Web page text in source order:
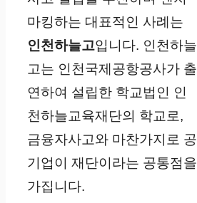
마킹하는 대표적인 사례는
인천하늘고입니다. 인천하늘
고는 인천국제공항공사가 출
연하여 설립한 학교법인 인
천하늘교육재단의 학교로,
금융자사고와 마찬가지로 공
기업이 재단이라는 공통점을
가집니다.